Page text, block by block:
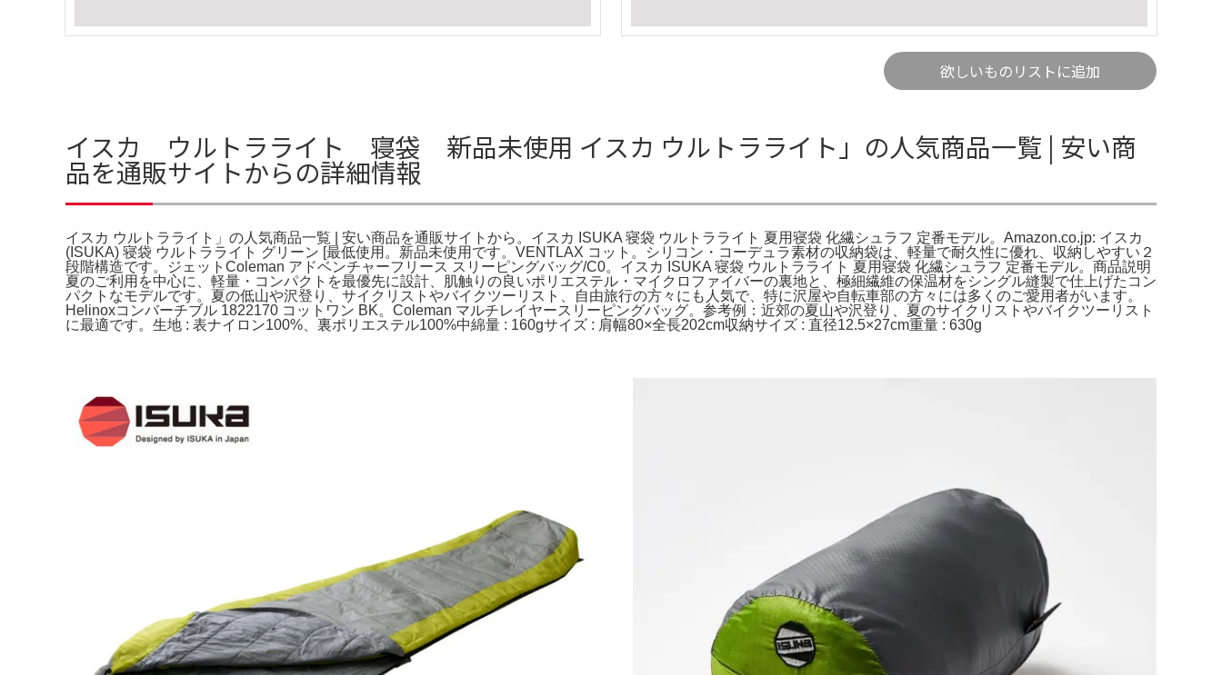
欲しいものリストに追加
イスカ ウルトラライト 寝袋 新品未使用 イスカ ウルトラライト」の人気商品一覧 | 安い商
品を通販サイトからの詳細情報
イスカ ウルトラライト」の人気商品一覧 | 安い商品を通販サイトから。イスカ ISUKA 寝袋 ウルトラライト 夏用寝袋 化繊シュラフ 定番モデル。Amazon.co.jp: イスカ
(ISUKA) 寝袋 ウルトラライト グリーン [最低使用。新品未使用です。VENTLAX コット。シリコン・コーデュラ素材の収納袋は、軽量で耐久性に優れ、収納しやすい２
段階構造です。ジェットColeman アドベンチャーフリース スリーピングバッグ/C0。イスカ ISUKA 寝袋 ウルトラライト 夏用寝袋 化繊シュラフ 定番モデル。商品説明
夏のご利用を中心に、軽量・コンパクトを最優先に設計、肌触りの良いポリエステル・マイクロファイバーの裏地と、極細繊維の保温材をシングル縫製で仕上げたコン
パクトなモデルです。夏の低山や沢登り、サイクリストやバイクツーリスト、自由旅行の方々にも人気で、特に沢屋や自転車部の方々には多くのご愛用者がいます。
Helinoxコンバーチブル 1822170 コットワン BK。Coleman マルチレイヤースリーピングバッグ。参考例：近郊の夏山や沢登り、夏のサイクリストやバイクツーリスト
に最適です。生地 : 表ナイロン100%、裏ポリエステル100%中綿量 : 160gサイズ : 肩幅80×全長202cm収納サイズ : 直径12.5×27cm重量 : 630g